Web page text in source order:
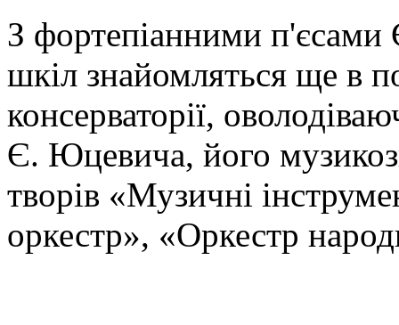
З фортепіанними
шкіл знайомляться ще в
консерваторії,
Є. Юцевича, його
творів «Музичні
оркестр», «Оркестр